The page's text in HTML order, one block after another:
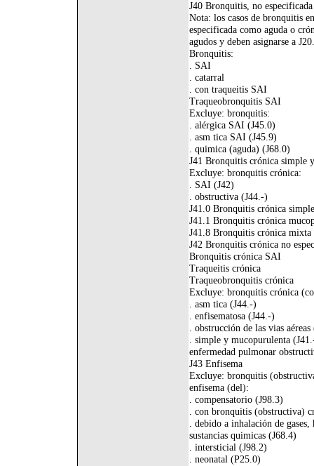
J40 Bronquitis, no
Nota: los casos de bronquitis
especificada como aguda o
agudos y deben asignarse a
Bronquitis:
. SAI
. catarral
. con traqueitis SAI
Traqueobronquitis SAI
Excluye: bronquitis:
. alérgica SAI (J45.0)
. asm tica SAI (J45.9)
. quimica (aguda) (J68.0)
J41 Bronquitis crónica simple
Excluye: bronquitis crónica:
. SAI (J42)
. obstructiva (J44.-)
J41.0 Bronquitis crónica simple
J41.1 Bronquitis crónica
J41.8 Bronquitis crónica
J42 Bronquitis crónica no
Bronquitis crónica SAI
Traqueitis crónica
Traqueobronquitis crónica
Excluye: bronquitis crónica
. asm tica (J44.-)
. enfisematosa (J44.-)
. obstrucción de las vias
. simple y mucopurulenta
enfermedad pulmonar
J43 Enfisema
Excluye: bronquitis
enfisema (del):
. compensatorio (J98.3)
. con bronquitis (obstructiva)
. debido a inhalación de
sustancias quimicas (J68.4)
. intersticial (J98.2)
. neonatal (P25.0)